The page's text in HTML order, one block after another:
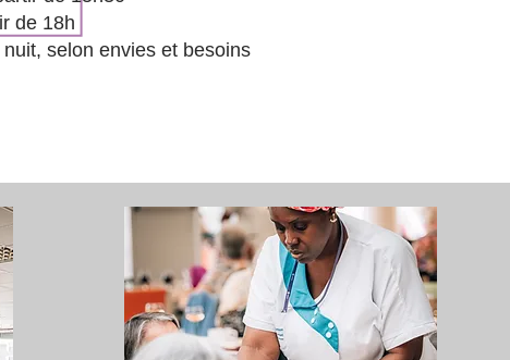
de 18h
selon envies et besoins